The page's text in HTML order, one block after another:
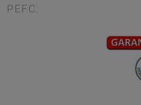
PEFC.